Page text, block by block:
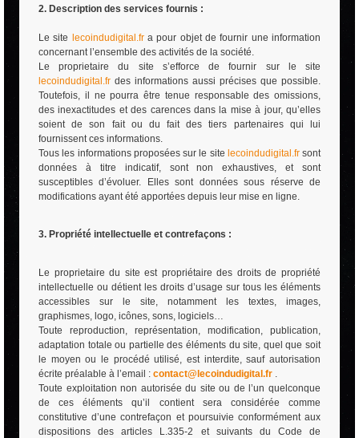
2. Description des services fournis :
Le site lecoindudigital.fra pour objet de fournir une information
concernant l’ensemble des activités de la société.
Le proprietaire du site s’efforce de fournir sur le site
lecoindudigital.fr des informations aussi précises que possible.
Toutefois, il ne pourra être tenue responsable des omissions,
des inexactitudes et des carences dans la mise à jour, qu’elles
soient de son fait ou du fait des tiers partenaires qui lui
fournissent ces informations.
Tous les informations proposées sur le site lecoindudigital.frsont
données à titre indicatif, sont non exhaustives, et sont
susceptibles d’évoluer. Elles sont données sous réserve de
modifications ayant été apportées depuis leur mise en ligne.
3. Propriété intellectuelle et contrefaçons :
Le proprietaire du site est propriétaire des droits de propriété
intellectuelle ou détient les droits d’usage sur tous les éléments
accessibles sur le site, notamment les textes, images,
graphismes, logo, icônes, sons, logiciels…
Toute reproduction, représentation, modification, publication,
adaptation totale ou partielle des éléments du site, quel que soit
le moyen ou le procédé utilisé, est interdite, sauf autorisation
écrite préalable à l’email : contact@lecoindudigital.fr
Toute exploitation non autorisée du site ou de l’un quelconque
de ces éléments qu’il contient sera considérée comme
constitutive d’une contrefaçon et poursuivie conformément aux
dispositions des articles L.335-2 et suivants du Code de